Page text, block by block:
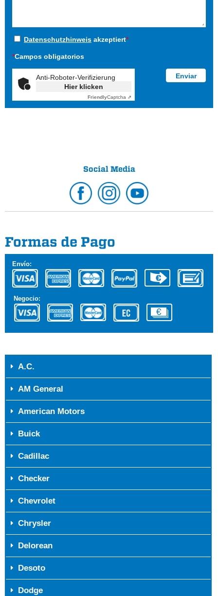
Datenschutzhinweis akzeptiert*
*Campos obligatorios
Anti-Roboter-Verifizierung
Hier klicken
FriendlyCaptcha ⇗
Social Media
Formas de Pago
Envío:
Negocio:
A.C.
AM General
American Motors
Buick
Cadillac
Checker
Chevrolet
Chrysler
Delorean
Desoto
Dodge